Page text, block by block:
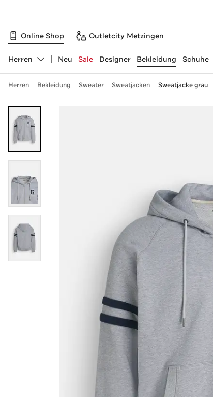
Online Shop Outletcity Metzingen
Abteilung ändern, ausgewählt:
Herren Neu Sale Designer Bekleidung Schuhe
Herren Bekleidung Sweater Sweatjacken Sweatjacke grau